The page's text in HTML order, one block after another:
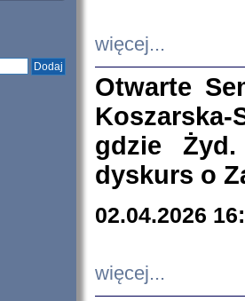
więcej...
Otwarte
Koszarska-
gdzie
dyskurs o
02.04.2026
więcej...